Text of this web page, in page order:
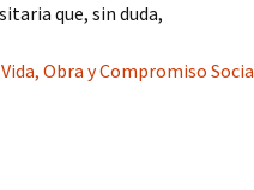
que, sin duda,
Obra y Compromiso